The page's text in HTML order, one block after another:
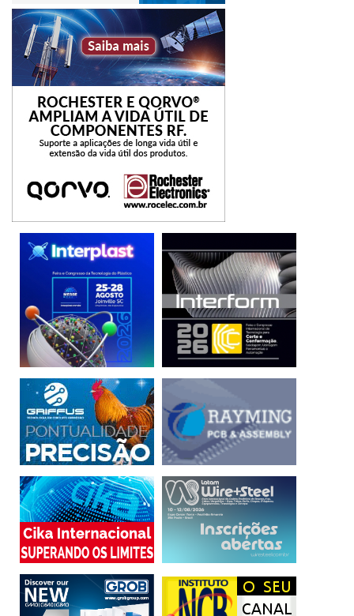
protegendo os colaboradores e a produtividade da
empresa. Evidente, essa tecnologia foi desenvolvida para
não só detectar e agir de forma preditiva, bem como para
colher dados capazes de gerar minuciosos relatórios de
desempenho, municiando avaliações para futuras
identificações de problemas de saúde dos colaboradores.
A coleta de dados sobre a atuação do condutor é
Para outros tipos de atividades como a de motoristas de
ônibus de linhas comerciais ou a de caminhoneiros, o
monitoramento, embora feito de forma diferente por não
haver a cabine de controle próxima à operação, também
visa a segurança. Se rastreadores veiculares já são
compreendidos como um aliado contra maus condutores
ou até mesmo sequestros, os sistemas que monitoram
fadiga devem ser ainda mais valorizados, pois preservam
diretamente a vida dos próprios condutores. Hoje, a
cobertura e velocidade de internet ainda não permitem
que a avaliação seja monitorada em tempo integral, mas é
questão de tempo para que isso se torne realidade. Hoje, a
função dos sensores embarcados é a de fazerem a
captação e alertam o motorista e o ocorrido ficará
registrado posteriormente para a avaliação da gestão da
frota.